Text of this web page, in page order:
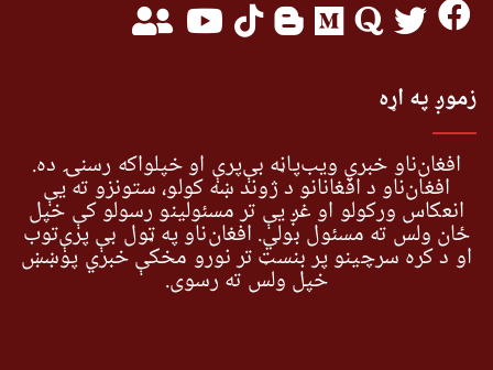
زموږ په اړه
افغان‌ناو خبري ویب‌پاڼه بې‌پرې او خپلواکه رسنۍ ده.
افغان‌ناو د افغانانو د ژوند ښه کولو، ستونزو ته یې
انعکاس ورکولو او غږ یې تر مسئولینو رسولو کې خپل
ځان ولس ته مسئول بولي. افغان‌ناو په ټول بې پرې‌توب
او د کره سرچینو پر بنسټ تر نورو مخکې خبري پوښښ
خپل ولس ته رسوي.